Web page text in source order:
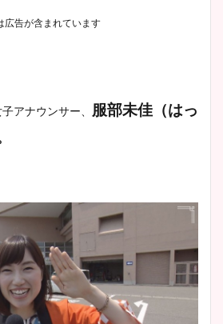
広告が含まれています
アナウンサー、
服部未佳（はっ